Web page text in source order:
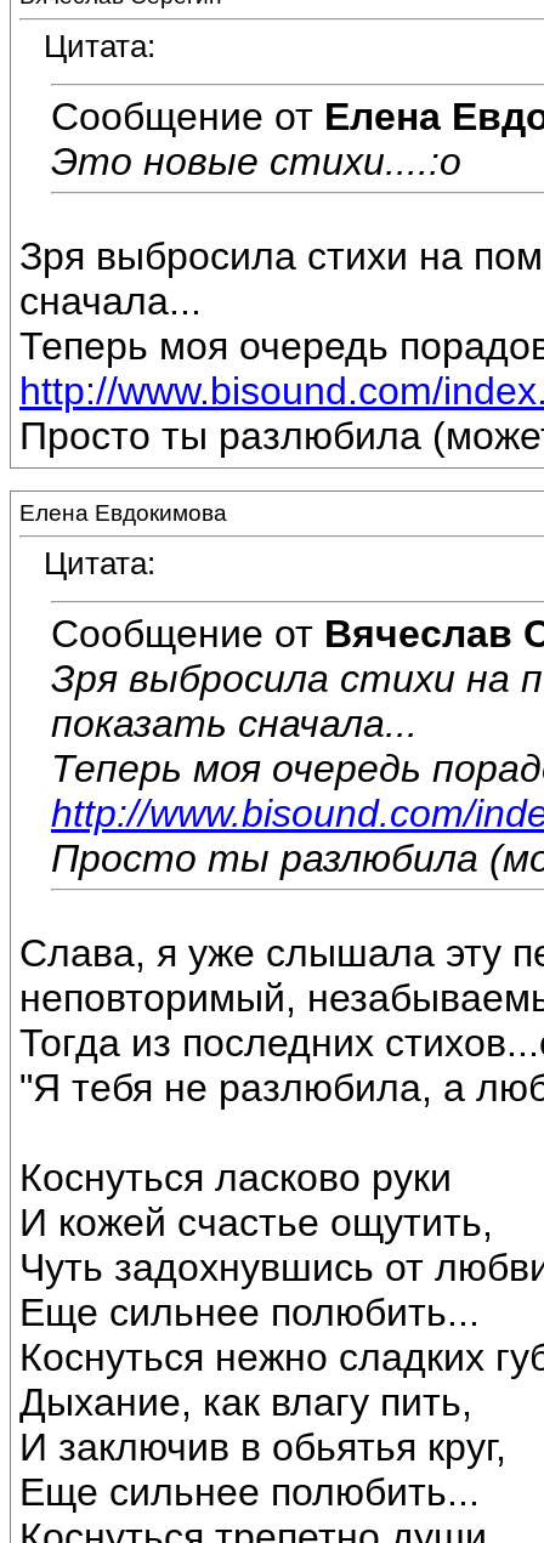
Цитата:
Сообщение от Елена
Это новые стихи....:o
Зря выбросила стихи на
сначала...
Теперь моя очередь
http://www.bisound.com/
Просто ты разлюбила
Елена Евдокимова
Цитата:
Сообщение от Вячеслав
Зря выбросила стихи на
показать сначала...
Теперь моя очередь
http://www.bisound.com/
Просто ты разлюбила
Слава, я уже слышала эту
неповторимый,
Тогда из последних
"Я тебя не разлюбила, а
Коснуться ласково руки
И кожей счастье ощутить,
Чуть задохнувшись от
Еще сильнее полюбить...
Коснуться нежно сладких
Дыхание, как влагу пить,
И заключив в обьятья круг,
Еще сильнее полюбить...